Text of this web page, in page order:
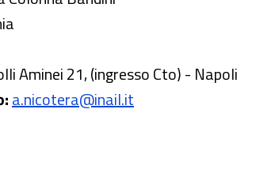
Aminei 21, (ingresso Cto) - Napoli
a.nicotera@inail.it